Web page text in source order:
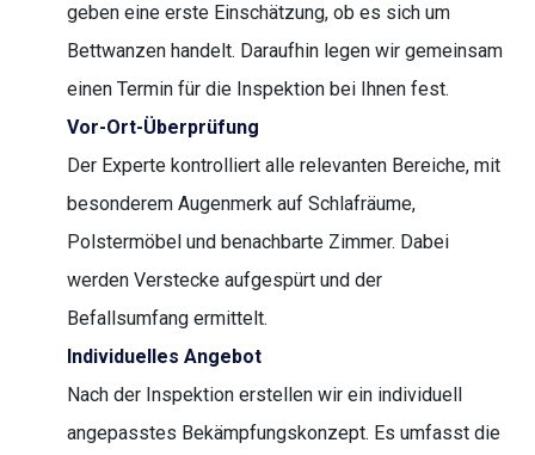
geben eine erste Einschätzung, ob es sich um
Bettwanzen handelt. Daraufhin legen wir gemeinsam
einen Termin für die Inspektion bei Ihnen fest.
Vor-Ort-Überprüfung
Der Experte kontrolliert alle relevanten Bereiche, mit
besonderem Augenmerk auf Schlafräume,
Polstermöbel und benachbarte Zimmer. Dabei
werden Verstecke aufgespürt und der
Befallsumfang ermittelt.
Individuelles Angebot
Nach der Inspektion erstellen wir ein individuell
angepasstes Bekämpfungskonzept. Es umfasst die